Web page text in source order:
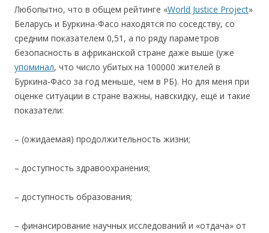
Любопытно, что в общем рейтинге «World Justice Project»
Беларусь и Буркина-Фасо находятся по соседству, со
средним показателем 0,51, а по ряду параметров
безопасность в африканской стране даже выше (уже
упоминал, что число убитых на 100000 жителей в
Буркина-Фасо за год меньше, чем в РБ). Но для меня при
оценке ситуации в стране важны, навскидку, ещё и такие
показатели:
– (ожидаемая) продолжительность жизни;
– доступность здравоохранения;
– доступность образования;
– финансирование научных исследований и «отдача» от